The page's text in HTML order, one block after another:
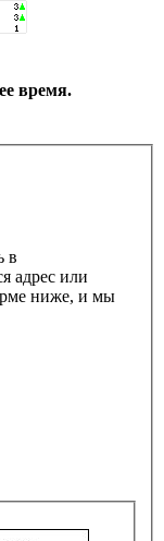
время.
в
адрес или
ниже, и мы